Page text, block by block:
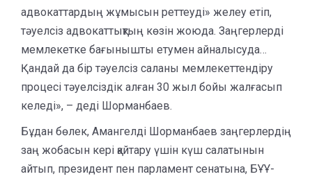
адвокаттардың жұмысын реттеуді» желеу етіп,
тәуелсіз адвокаттықтың көзін жоюда. Заңгерлерді
мемлекетке бағынышты етумен айналысуда…
Қандай да бір тәуелсіз саланы мемлекеттендіру
процесі тәуелсіздік алған 30 жыл бойы жалғасып
келеді», – деді Шорманбаев.
Бұдан бөлек, Амангелді Шорманбаев заңгерлердің
заң жобасын кері қайтару үшін күш салатынын
айтып, президент пен парламент сенатына, БҰҰ-